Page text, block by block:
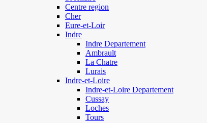
Centre region
Cher
Eure-et-Loir
Indre
Indre Departement
Ambrault
La Chatre
Lurais
Indre-et-Loire
Indre-et-Loire Departement
Cussay
Loches
Tours